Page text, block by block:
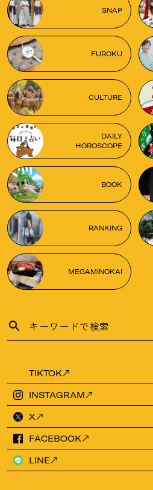
SNAP
FUROKU
CULTURE
DAILY
HOROSCOPE
BOOK
RANKING
MEGAMINOKAI
TIKTOK
INSTAGRAM
X
FACEBOOK
LINE